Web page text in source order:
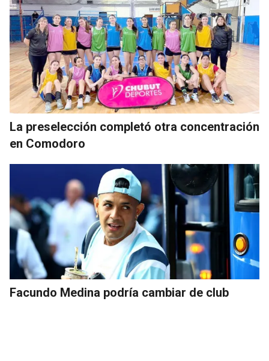
La preselección completó otra concentración
en Comodoro
Facundo Medina podría cambiar de club